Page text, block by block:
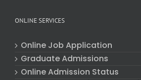
ONLINE SERVICES
Online Job Application
Graduate Admissions
Online Admission Status